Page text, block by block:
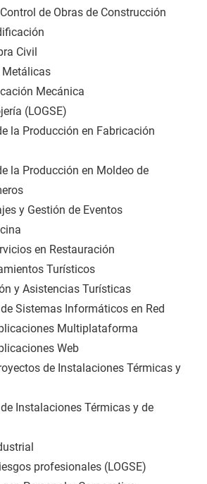
de Obras de Construcción
Civil
Metálicas
Mecánica
(LOGSE)
la Producción en Fabricación
la Producción en Moldeo de
y Gestión de Eventos
en Restauración
Turísticos
y Asistencias Turísticas
Sistemas Informáticos en Red
Multiplataforma
Web
de Instalaciones Térmicas y
Instalaciones Térmicas y de
profesionales (LOGSE)